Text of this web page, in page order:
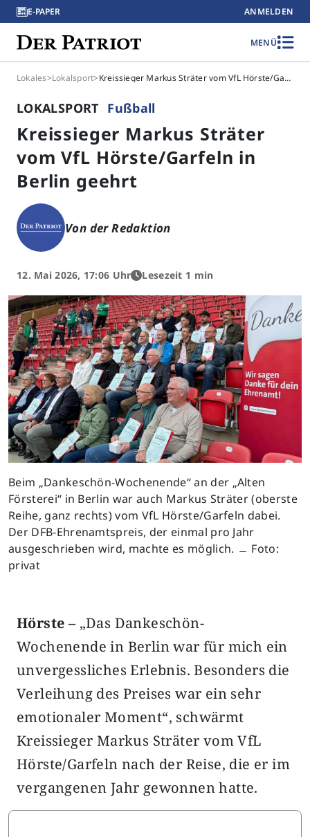
E-PAPER ANMELDEN
MENÜ
Lokales>Lokalsport> Kreissieger Markus Sträter vom VfL Hörste/Garfeln in Berlin geehrt
LOKALSPORT Fußball
Kreissieger Markus Sträter
vom VfL Hörste/Garfeln in
Berlin geehrt
Von der Redaktion
12. Mai 2026, 17:06 Uhr Lesezeit 1 min
Beim „Dankeschön-Wochenende“ an der „Alten
Försterei“ in Berlin war auch Markus Sträter (oberste
Reihe, ganz rechts) vom VfL Hörste/Garfeln dabei.
Der DFB-Ehrenamtspreis, der einmal pro Jahr
ausgeschrieben wird, machte es möglich. ﹘ Foto:
privat
Hörste – „Das Dankeschön-
Wochenende in Berlin war für mich ein
unvergessliches Erlebnis. Besonders die
Verleihung des Preises war ein sehr
emotionaler Moment“, schwärmt
Kreissieger Markus Sträter vom VfL
Hörste/Garfeln nach der Reise, die er im
vergangenen Jahr gewonnen hatte.